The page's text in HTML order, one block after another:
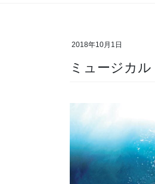
2018年10月1日
ミュージカ